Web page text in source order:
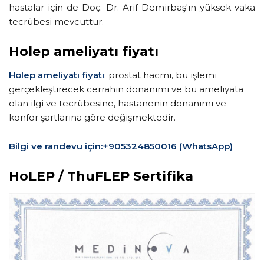
hastalar için de Doç. Dr. Arif Demirbaş'ın yüksek vaka
tecrübesi mevcuttur.
Holep ameliyatı fiyatı
Holep ameliyatı fiyatı; prostat hacmi, bu işlemi
gerçekleştirecek cerrahın donanımı ve bu ameliyata
olan ilgi ve tecrübesine, hastanenin donanımı ve
konfor şartlarına göre değişmektedir.
Bilgi ve randevu için:+905324850016 (WhatsApp)
HoLEP / ThuFLEP Sertifika